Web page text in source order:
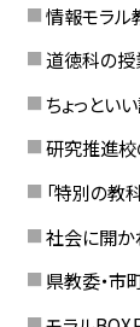
情報モラル
道徳科の授
ちょっとい
研究推進
「特別の教
社会に開か
県教委・市